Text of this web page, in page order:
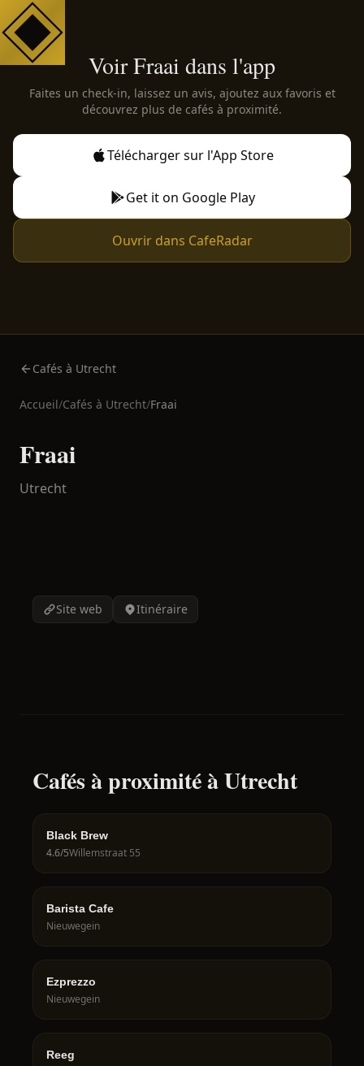
Voir Fraai dans l'app
Faites un check-in, laissez un avis, ajoutez aux favoris et
découvrez plus de cafés à proximité.
Télécharger sur l'App Store
Get it on Google Play
Ouvrir dans CafeRadar
Cafés à Utrecht
Accueil/Cafés à Utrecht/Fraai
Fraai
Utrecht
Site web Itinéraire
Cafés à proximité à Utrecht
Black Brew
4.6/5Willemstraat 55
Barista Cafe
Nieuwegein
Ezprezzo
Nieuwegein
Reeg